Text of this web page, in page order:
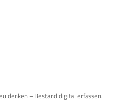
denken – Bestand digital erfassen.